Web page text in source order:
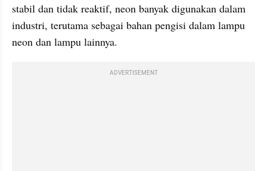
stabil dan tidak reaktif, neon banyak digunakan dalam
industri, terutama sebagai bahan pengisi dalam lampu
neon dan lampu lainnya.
ADVERTISEMENT